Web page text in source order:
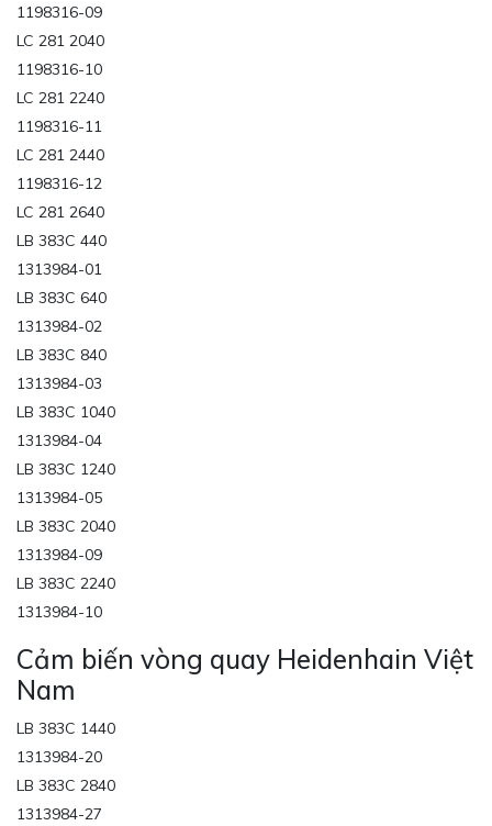
1198316-09
LC 281 2040
1198316-10
LC 281 2240
1198316-11
LC 281 2440
1198316-12
LC 281 2640
LB 383C 440
1313984-01
LB 383C 640
1313984-02
LB 383C 840
1313984-03
LB 383C 1040
1313984-04
LB 383C 1240
1313984-05
LB 383C 2040
1313984-09
LB 383C 2240
1313984-10
Cảm biến vòng quay Heidenhain Việt
Nam
LB 383C 1440
1313984-20
LB 383C 2840
1313984-27